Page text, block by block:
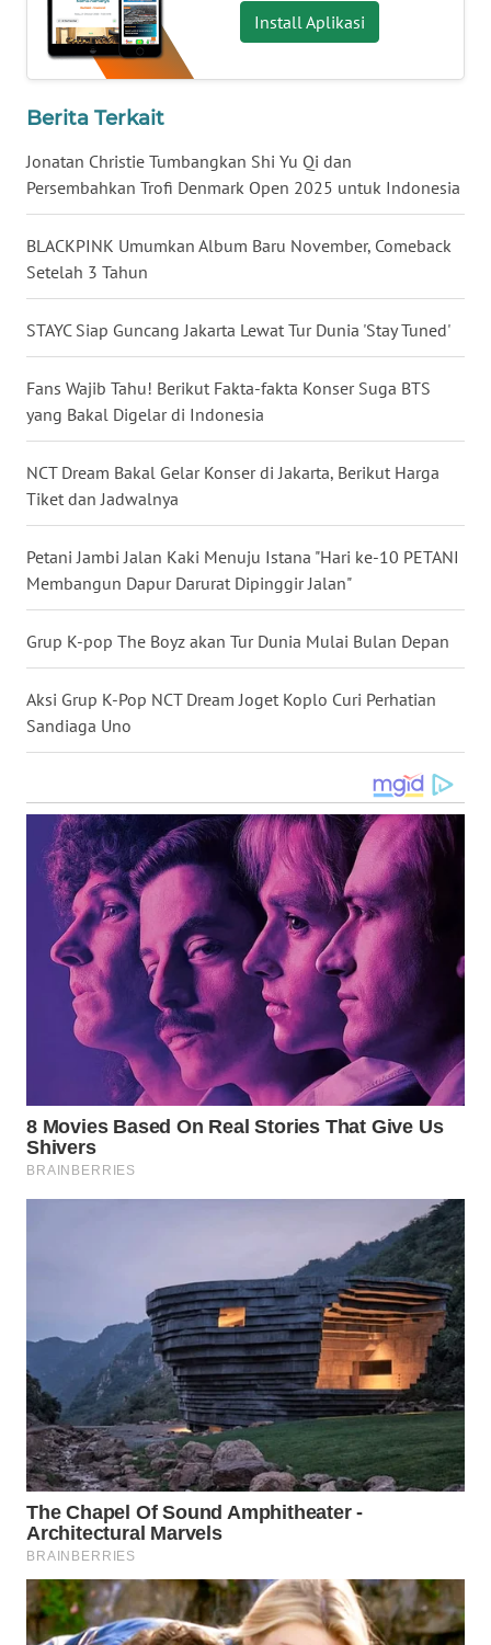
Install Aplikasi
Berita Terkait
Jonatan Christie Tumbangkan Shi Yu Qi dan
Persembahkan Trofi Denmark Open 2025 untuk Indonesia
BLACKPINK Umumkan Album Baru November, Comeback
Setelah 3 Tahun
STAYC Siap Guncang Jakarta Lewat Tur Dunia 'Stay Tuned'
Fans Wajib Tahu! Berikut Fakta-fakta Konser Suga BTS
yang Bakal Digelar di Indonesia
NCT Dream Bakal Gelar Konser di Jakarta, Berikut Harga
Tiket dan Jadwalnya
Petani Jambi Jalan Kaki Menuju Istana "Hari ke-10 PETANI
Membangun Dapur Darurat Dipinggir Jalan"
Grup K-pop The Boyz akan Tur Dunia Mulai Bulan Depan
Aksi Grup K-Pop NCT Dream Joget Koplo Curi Perhatian
Sandiaga Uno
WN
KALTARA
WN
KALSEL
WN
WN
WN
WN
MALUKU
WN
MALUT
WN
DAIRI
WN
TOBA
WN
NIAS
WN
LANGKAT
WN
TAPANULI
WN
TANJUNG
LESUNG
SIMALUNGUN
WN
LABUHANBATU
WN
TAPANULI
TENGAH
WN DELI
SERDANG